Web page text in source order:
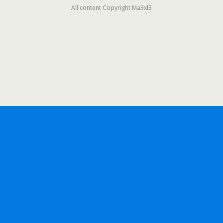
All content Copyright Ma3xl3